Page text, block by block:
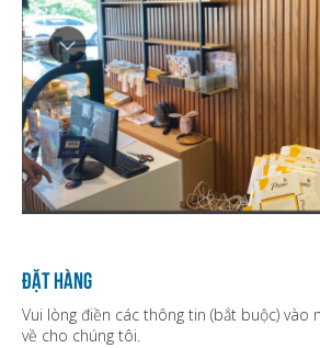
Đặt hàng
Vui lòng điền các thông tin (bắt buộc) vào
về cho chúng tôi.